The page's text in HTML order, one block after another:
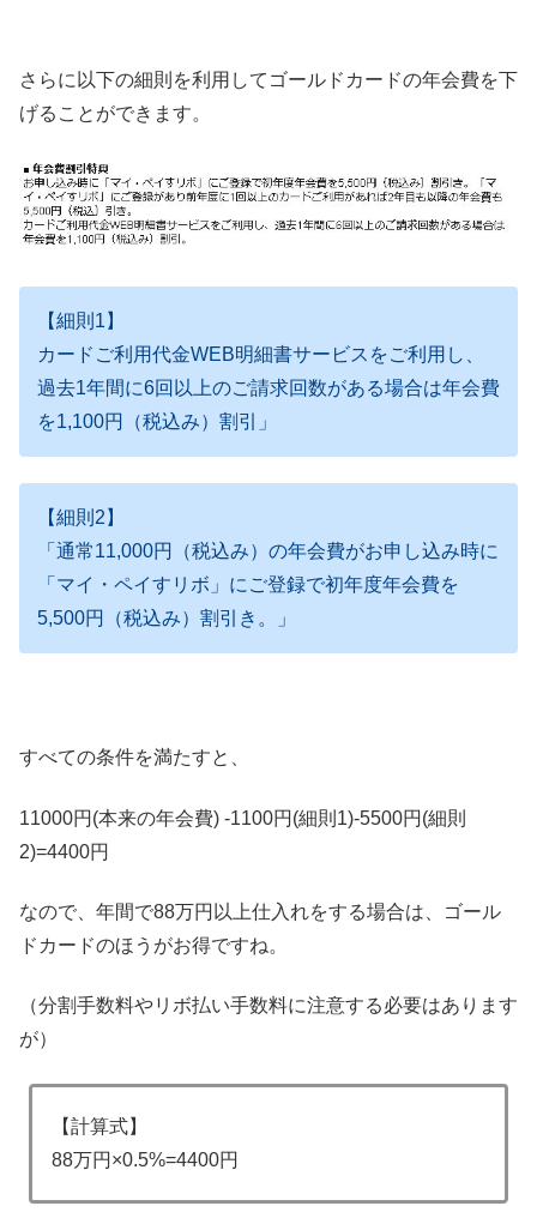
さらに以下の細則を利用してゴールドカードの年会費を下
げることができます。
【細則1】
カードご利用代金WEB明細書サービスをご利用し、
過去1年間に6回以上のご請求回数がある場合は年会費
を1,100円（税込み）割引」
【細則2】
「 通常11,000円（税込み）の年会費がお申し込み時に
「マイ・ペイすリボ」にご登録で初年度年会費を
5,500円（税込み）割引き。
」
すべての条件を満たすと、
11000円(本来の年会費) -1100円(細則1)-5500円(細則
2)=4400円
なので、年間で88万円以上仕入れをする場合は、ゴール
ドカードのほうがお得ですね。
（分割手数料やリボ払い手数料に注意する必要はあります
が）
【計算式】
88万円×0.5%=4400円